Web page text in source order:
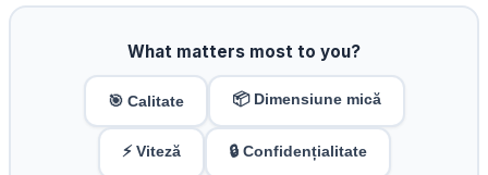
What matters most to you?
🎯 Calitate 📦 Dimensiune mică
⚡ Viteză 🔒 Confidențialitate